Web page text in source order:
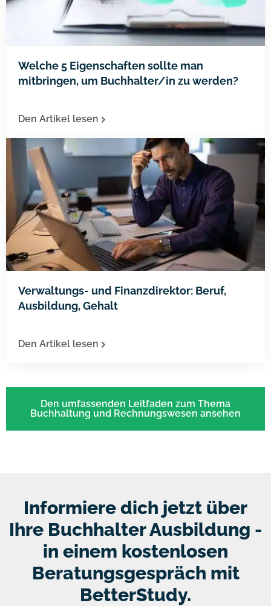
Welche 5 Eigenschaften sollte man
mitbringen, um Buchhalter/in zu werden?
Den Artikel lesen
Verwaltungs- und Finanzdirektor: Beruf,
Ausbildung, Gehalt
Den Artikel lesen
Den umfassenden Leitfaden zum Thema
Buchhaltung und Rechnungswesen ansehen
Informiere dich jetzt über
Ihre Buchhalter Ausbildung -
in einem kostenlosen
Beratungsgespräch mit
BetterStudy.